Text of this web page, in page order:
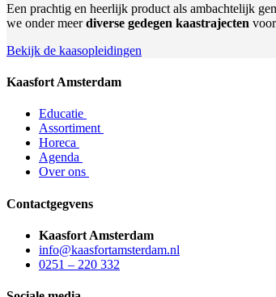
Een prachtig en heerlijk product als ambachtelijk
we onder meerdiverse gedegen kaastrajecten
Bekijk de kaasopleidingen
Kaasfort Amsterdam
Educatie
Assortiment
Horeca
Agenda
Over ons
Contactgegvens
Kaasfort Amsterdam
info@kaasfortamsterdam.nl
0251 – 220 332